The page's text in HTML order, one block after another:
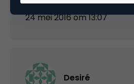
24 mei 2016 om 13:07
Desiré